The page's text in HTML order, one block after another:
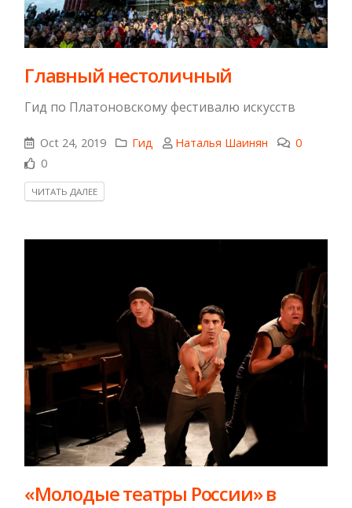
Главный нестоличный
Гид по Платоновскому фестивалю искусств
Oct 24, 2019 Гид Наталья Шаинян
0
0
ЧИТАТЬ ДАЛЕЕ
​«Молодые театры России» в